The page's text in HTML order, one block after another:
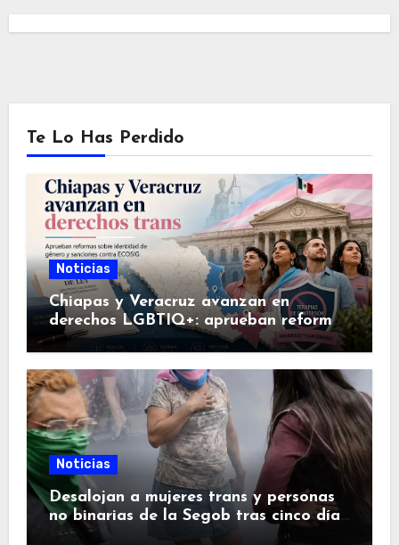
Te Lo Has Perdido
Noticias
Chiapas y Veracruz avanzan en
derechos LGBTIQ+: aprueban reformas
sobre identidad de género y sanciones
contra terapias de conversión
Noticias
Desalojan a mujeres trans y personas
no binarias de la Segob tras cinco días
de plantón en Ciudad de México